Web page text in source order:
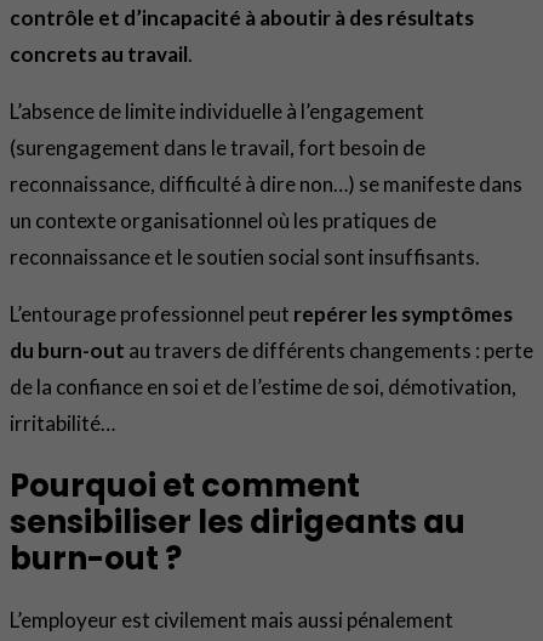
contrôle et d’incapacité à aboutir à des résultats
concrets au travail.
L’absence de limite individuelle à l’engagement
(surengagement dans le travail, fort besoin de
reconnaissance, difficulté à dire non…) se manifeste dans
un contexte organisationnel où les pratiques de
reconnaissance et le soutien social sont insuffisants.
L’entourage professionnel peut repérer les symptômes
du burn-out au travers de différents changements : perte
de la confiance en soi et de l’estime de soi, démotivation,
irritabilité…
Pourquoi et comment
sensibiliser les dirigeants au
burn-out ?
L’employeur est civilement mais aussi pénalement